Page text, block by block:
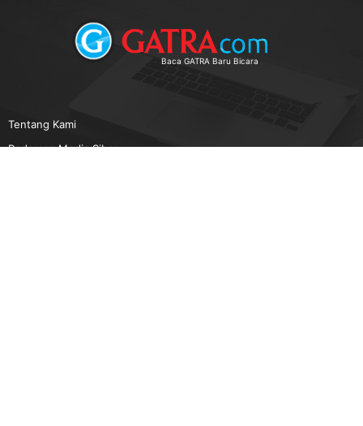
Baca GATRA Baru Bicara
Tentang Kami
Pedoman Media Siber